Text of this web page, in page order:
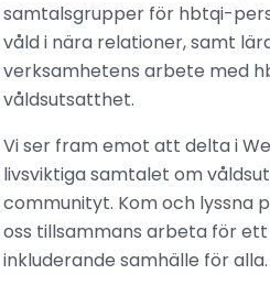
samtalsgrupper för hbtqi-
våld i nära relationer, samt
verksamhetens arbete med
våldsutsatthet.
Vi ser fram emot att delta i
livsviktiga samtalet om
communityt. Kom och lyssna
oss tillsammans arbeta för
inkluderande samhälle för alla.